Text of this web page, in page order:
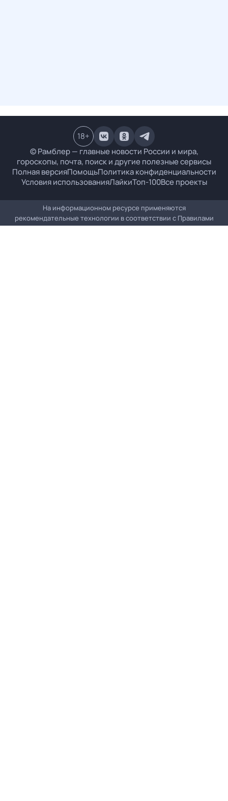
© Рамблер — главные новости России и мира,
гороскопы, почта, поиск и другие полезные сервисы
Полная версияПомощьПолитика конфиденциальности
Условия использованияЛайкиТоп-100Все проекты
18+
На информационном ресурсе применяются
рекомендательные технологии в соответствии с Правилами